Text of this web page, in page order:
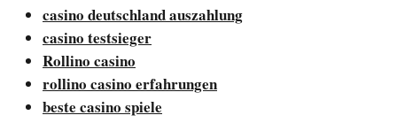
casino deutschland auszahlung
casino testsieger
Rollino casino
rollino casino erfahrungen
beste casino spiele